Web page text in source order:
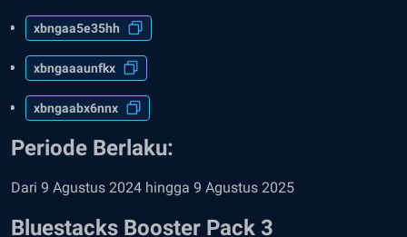
xbngaa5e35hh
xbngaaaunfkx
xbngaabx6nnx
Periode Berlaku:
Dari 9 Agustus 2024 hingga 9 Agustus 2025
Bluestacks Booster Pack 3